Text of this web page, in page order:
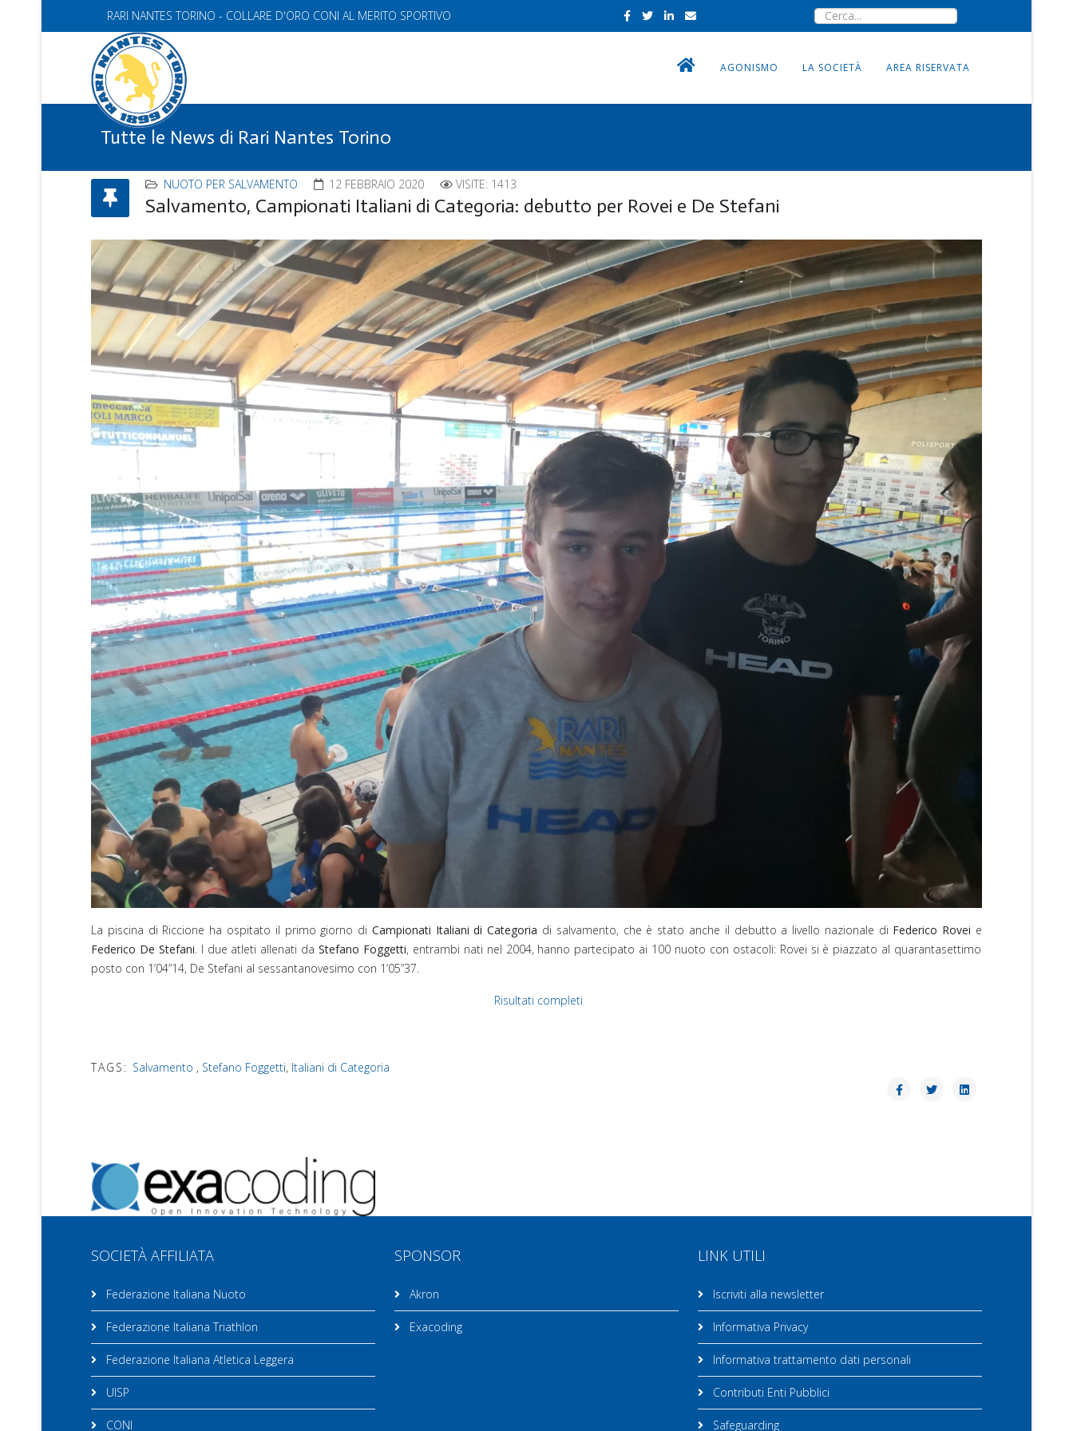
RARI NANTES TORINO - COLLARE D'ORO CONI AL MERITO SPORTIVO
AGONISMO LA SOCIETÀ AREA RISERVATA
Tutte le News di Rari Nantes Torino
NUOTO PER SALVAMENTO 12 FEBBRAIO 2020 VISITE: 1413
Salvamento, Campionati Italiani di Categoria: debutto per Rovei e De Stefani
La piscina di Riccione ha ospitato il primo giorno di Campionati Italiani di Categoria di salvamento, che è stato anche il debutto a livello nazionale di Federico Rovei e
Federico De Stefani. I due atleti allenati da Stefano Foggetti, entrambi nati nel 2004, hanno partecipato ai 100 nuoto con ostacoli: Rovei si è piazzato al quarantasettimo
posto con 1’04”14, De Stefani al sessantanovesimo con 1’05”37.
Risultati completi
TAGS: Salvamento , Stefano Foggetti, Italiani di Categoria
SOCIETÀ AFFILIATA
Federazione Italiana Nuoto
Federazione Italiana Triathlon
Federazione Italiana Atletica Leggera
UISP
CONI
SPONSOR
Akron
Exacoding
LINK UTILI
Iscriviti alla newsletter
Informativa Privacy
Informativa trattamento dati personali
Contributi Enti Pubblici
Safeguarding